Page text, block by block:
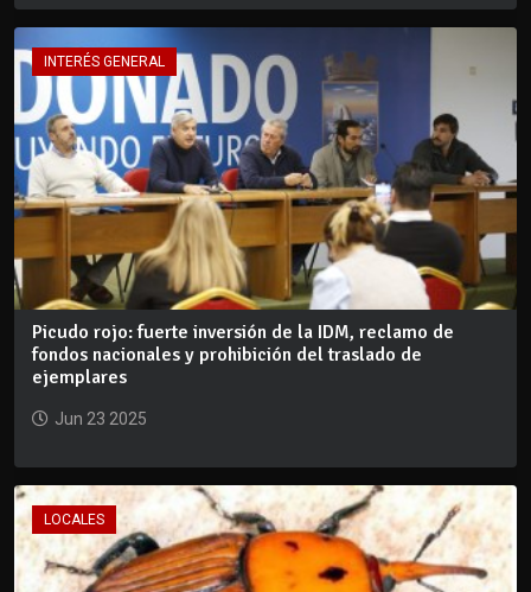
INTERÉS GENERAL
Picudo rojo: fuerte inversión de la IDM, reclamo de
fondos nacionales y prohibición del traslado de
ejemplares
Jun 23 2025
LOCALES